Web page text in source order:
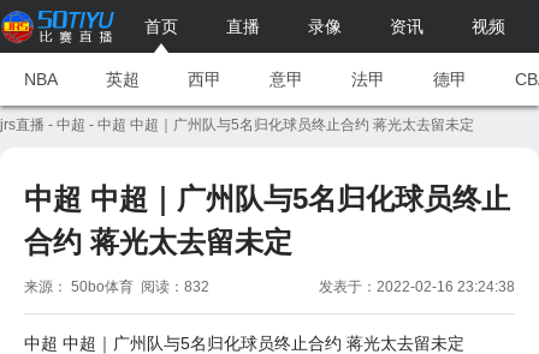
首页 直播 录像 资讯 视频
NBA 英超 西甲 意甲 法甲 德甲
jrs直播 - 中超 - 中超 中超｜广州队与5名归化球员终止合约 蒋光太去留未定
中超 中超｜广州队与5名归化球员终止
合约 蒋光太去留未定
来源： 50bo体育 阅读：832 发表于：2022-02-16 23:24:38
中超 中超｜广州队与5名归化球员终止合约 蒋光太去留未定